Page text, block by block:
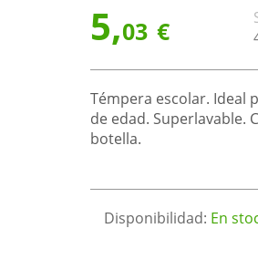
5,03 €
Témpera escolar. Ideal
de edad. Superlavable.
botella.
Disponibilidad: En